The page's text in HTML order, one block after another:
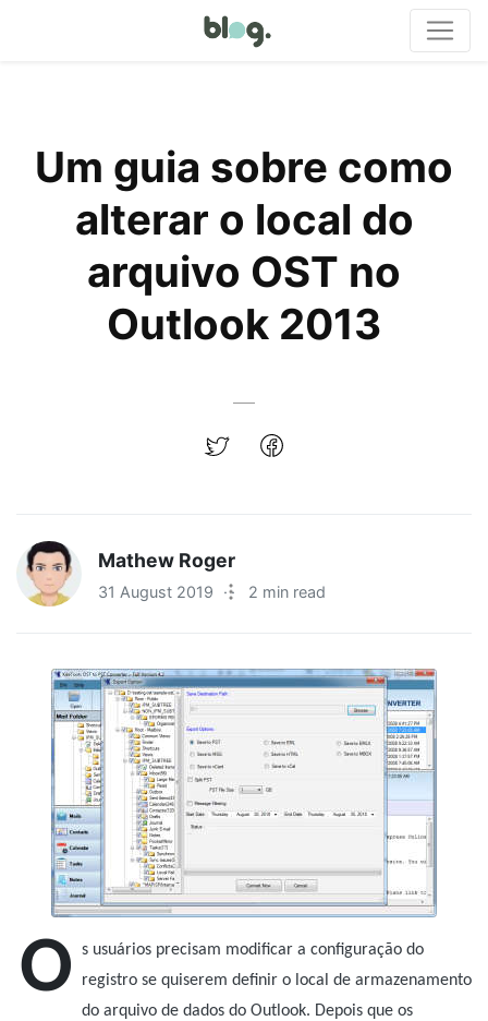
Um guia sobre como
alterar o local do
arquivo OST no
Outlook 2013
Mathew Roger
31 August 2019 · 2 min read
O
s usuários precisam modificar a configuração do
registro se quiserem definir o local de armazenamento
do arquivo de dados do Outlook. Depois que os